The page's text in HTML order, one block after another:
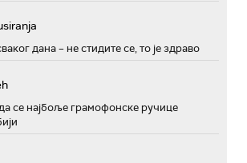
дана – не стидите се, то је здраво
се најбоље грамофонске ручице